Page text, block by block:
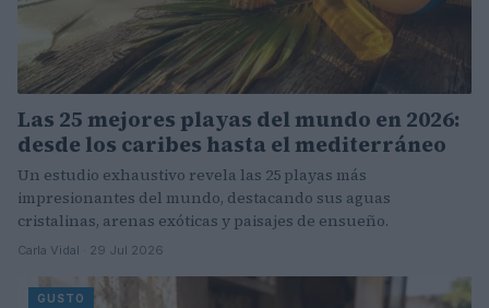
Las 25 mejores playas del mundo en 2026:
desde los caribes hasta el mediterráneo
Un estudio exhaustivo revela las 25 playas más
impresionantes del mundo, destacando sus aguas
cristalinas, arenas exóticas y paisajes de ensueño.
Carla Vidal · 29 Jul 2026
GUSTO